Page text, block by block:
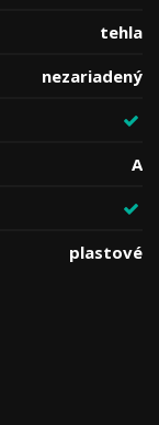
tehla
nezariadený
A
plastové